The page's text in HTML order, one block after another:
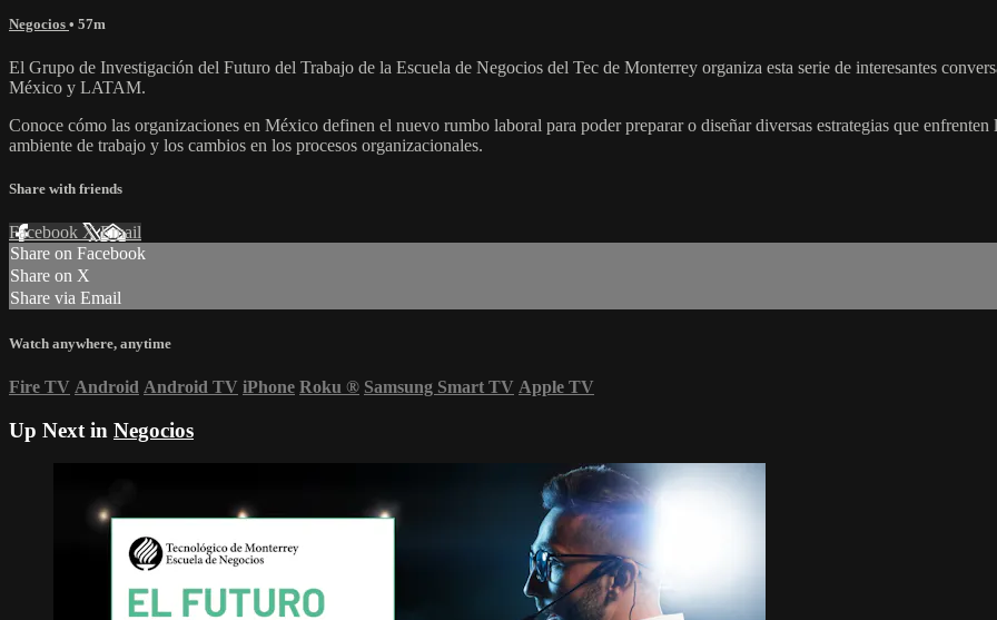
Negocios • 57m
El Grupo de Investigación del Futuro del Trabajo de la Escuela de Negocios del Tec de Monterrey organiza esta serie de interesantes
México y LATAM.
Conoce cómo las organizaciones en México definen el nuevo rumbo laboral para poder preparar o diseñar diversas estrategias que
ambiente de trabajo y los cambios en los procesos organizacionales.
Share with friends
Facebook XEmail
Share on Facebook
Share on X
Share via Email
Watch anywhere, anytime
Fire TV Android Android TV iPhone Roku ® Samsung Smart TV Apple TV
Up Next in Negocios